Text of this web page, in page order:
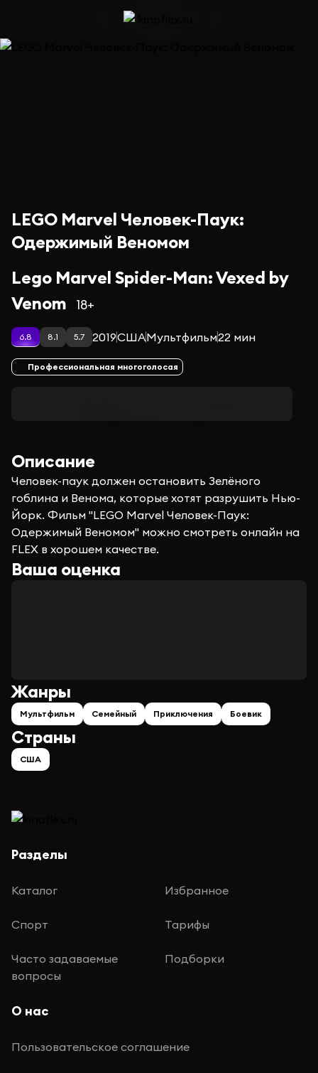
LEGO Marvel Человек-Паук:
Одержимый Веномом
Lego Marvel Spider-Man: Vexed by
Venom
18+
6.8 8.1 5.7 2019СШАМультфильм22 мин
Профессиональная многоголосая
Описание
Человек-паук должен остановить Зелёного
гоблина и Венома, которые хотят разрушить Нью-
Йорк. Фильм "LEGO Marvel Человек-Паук:
Одержимый Веномом" можно смотреть онлайн на
FLEX в хорошем качестве.
Ваша оценка
Страны
США
Жанры
Мультфильм Семейный Приключения Боевик
Разделы
Каталог Избранное
Спорт Тарифы
Часто задаваемые
вопросы
Подборки
О нас
Пользовательское соглашение